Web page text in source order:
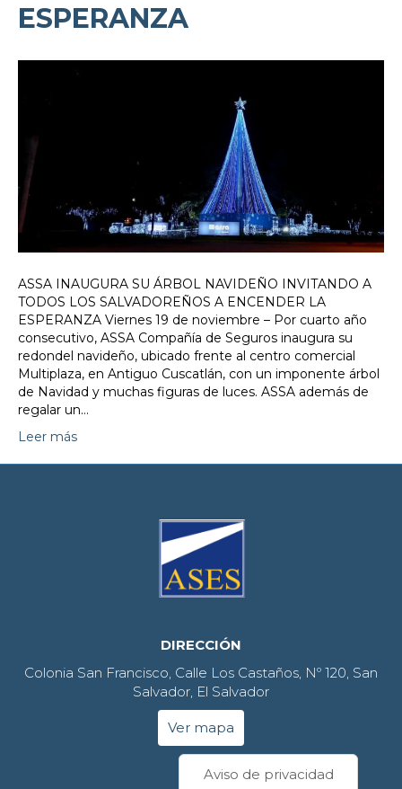
ESPERANZA
ASSA INAUGURA SU ÁRBOL NAVIDEÑO INVITANDO A
TODOS LOS SALVADOREÑOS A ENCENDER LA
ESPERANZA Viernes 19 de noviembre – Por cuarto año
consecutivo, ASSA Compañía de Seguros inaugura su
redondel navideño, ubicado frente al centro comercial
Multiplaza, en Antiguo Cuscatlán, con un imponente árbol
de Navidad y muchas figuras de luces. ASSA además de
regalar un…
Leer más
DIRECCIÓN
Colonia San Francisco, Calle Los Castaños, Nº 120, San
Salvador, El Salvador
Ver mapa
Aviso de privacidad